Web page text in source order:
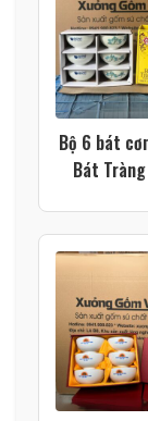
Bộ 6 bát
Bát